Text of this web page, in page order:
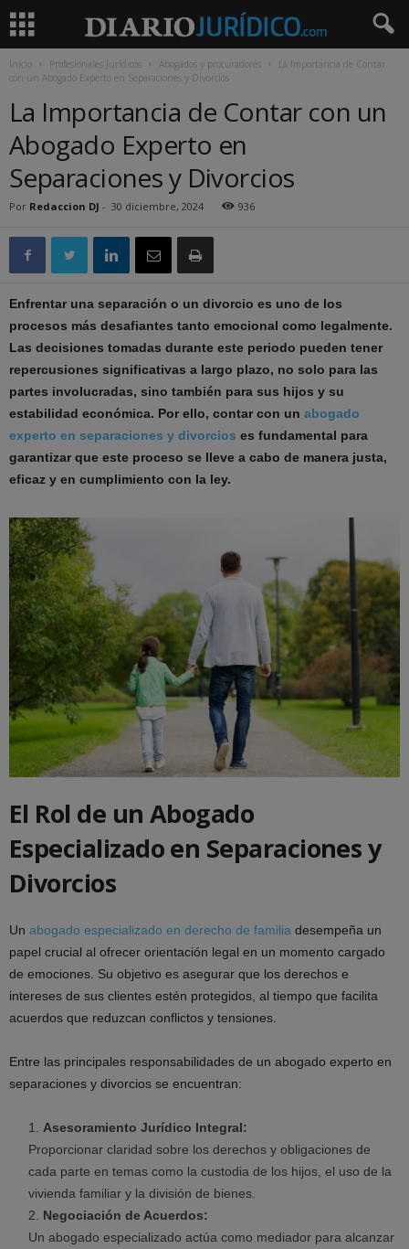
Inicio Profesionales Jurídicos Abogados y procuradores
La Importancia de Contar
con un Abogado Experto en Separaciones y Divorcios
La Importancia de Contar con un
Abogado Experto en
Separaciones y Divorcios
Por Redaccion DJ - 30 diciembre, 2024 936
Enfrentar una separación o un divorcio es uno de los
procesos más desafiantes tanto emocional como legalmente.
Las decisiones tomadas durante este periodo pueden tener
repercusiones significativas a largo plazo, no solo para las
partes involucradas, sino también para sus hijos y su
estabilidad económica. Por ello, contar con un abogado
experto en separaciones y divorcios es fundamental para
garantizar que este proceso se lleve a cabo de manera justa,
eficaz y en cumplimiento con la ley.
El Rol de un Abogado
Especializado en Separaciones y
Divorcios
Un abogado especializado en derecho de familia desempeña un
papel crucial al ofrecer orientación legal en un momento cargado
de emociones. Su objetivo es asegurar que los derechos e
intereses de sus clientes estén protegidos, al tiempo que facilita
acuerdos que reduzcan conflictos y tensiones.
Entre las principales responsabilidades de un abogado experto en
separaciones y divorcios se encuentran:
Asesoramiento Jurídico Integral:
Proporcionar claridad sobre los derechos y obligaciones de
cada parte en temas como la custodia de los hijos, el uso de la
vivienda familiar y la división de bienes.
Negociación de Acuerdos:
Un abogado especializado actúa como mediador para alcanzar